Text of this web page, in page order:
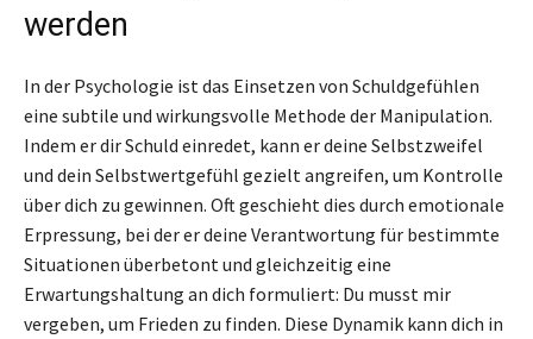
werden
In der Psychologie ist das Einsetzen von Schuldgefühlen
eine subtile und wirkungsvolle Methode der Manipulation.
Indem er dir Schuld einredet, kann er deine Selbstzweifel
und dein Selbstwertgefühl gezielt angreifen, um Kontrolle
über dich zu gewinnen. Oft geschieht dies durch emotionale
Erpressung, bei der er deine Verantwortung für bestimmte
Situationen überbetont und gleichzeitig eine
Erwartungshaltung an dich formuliert: Du musst mir
vergeben, um Frieden zu finden. Diese Dynamik kann dich in